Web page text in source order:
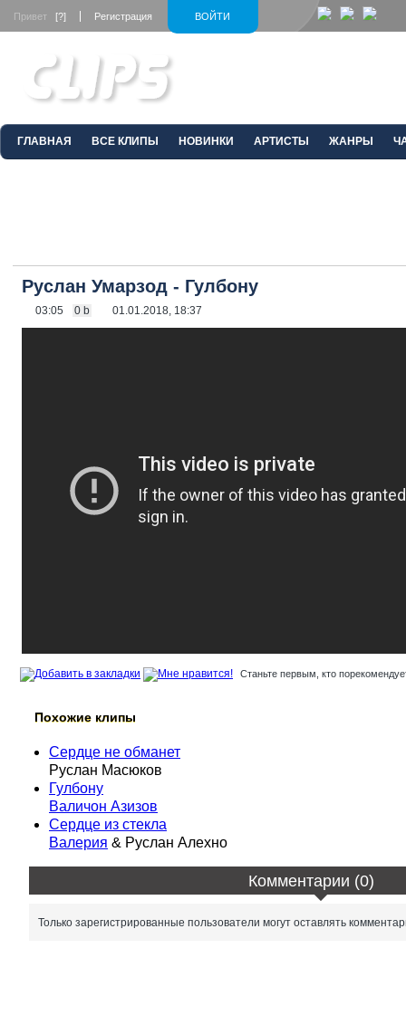
ВОЙТИ
Привет [?] Регистрация
ГЛАВНАЯ ВСЕ КЛИПЫ НОВИНКИ АРТИСТЫ ЖАНРЫ
Руслан Умарзод - Гулбону
03:05 0 b 01.01.2018, 18:37
Станьте первым, кто
Похожие клипы
Сердце не обманет
Руслан Масюков
Гулбону
Валичон Азизов
Сердце из стекла
Валерия & Руслан Алехно
Комментарии (0)
Только зарегистрированные пользователи могут оставлять